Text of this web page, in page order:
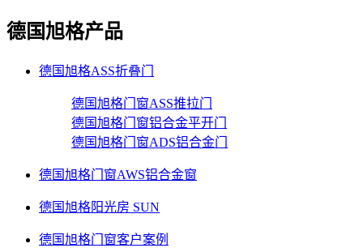
德国旭格产品
德国旭格ASS折叠门
德国旭格门窗ASS推拉门
德国旭格门窗铝合金平开门
德国旭格门窗ADS铝合金门
德国旭格门窗AWS铝合金窗
德国旭格阳光房 SUN
德国旭格门窗客户案例